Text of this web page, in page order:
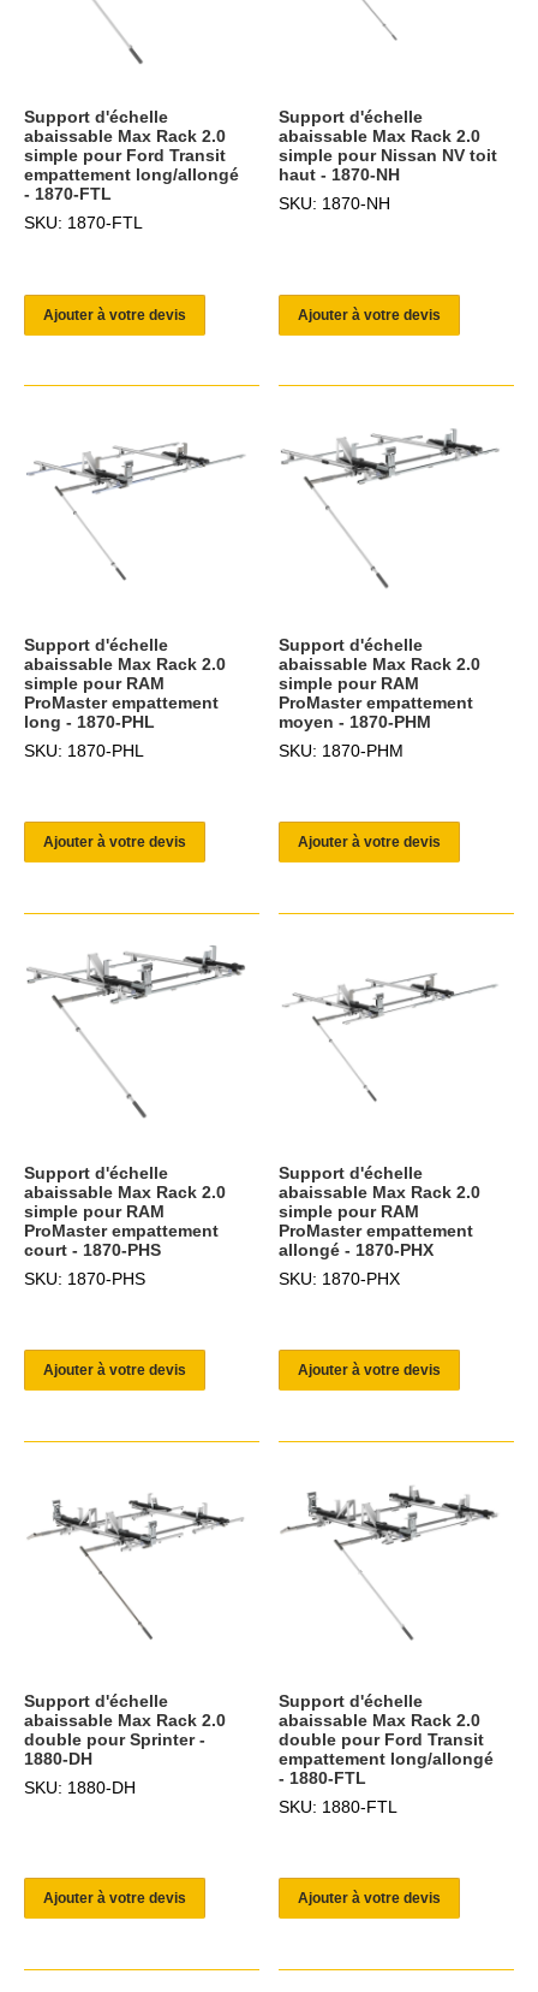
Support d'échelle
abaissable Max Rack 2.0
simple pour Ford Transit
empattement long/allongé
- 1870-FTL
SKU: 1870-FTL
Ajouter à votre devis
Support d'échelle
abaissable Max Rack 2.0
simple pour Nissan NV toit
haut - 1870-NH
SKU: 1870-NH
Ajouter à votre devis
Support d'échelle
abaissable Max Rack 2.0
simple pour RAM
ProMaster empattement
long - 1870-PHL
SKU: 1870-PHL
Ajouter à votre devis
Support d'échelle
abaissable Max Rack 2.0
simple pour RAM
ProMaster empattement
moyen - 1870-PHM
SKU: 1870-PHM
Ajouter à votre devis
Support d'échelle
abaissable Max Rack 2.0
simple pour RAM
ProMaster empattement
court - 1870-PHS
SKU: 1870-PHS
Ajouter à votre devis
Support d'échelle
abaissable Max Rack 2.0
simple pour RAM
ProMaster empattement
allongé - 1870-PHX
SKU: 1870-PHX
Ajouter à votre devis
Support d'échelle
abaissable Max Rack 2.0
double pour Sprinter -
1880-DH
SKU: 1880-DH
Ajouter à votre devis
Support d'échelle
abaissable Max Rack 2.0
double pour Ford Transit
empattement long/allongé
- 1880-FTL
SKU: 1880-FTL
Ajouter à votre devis